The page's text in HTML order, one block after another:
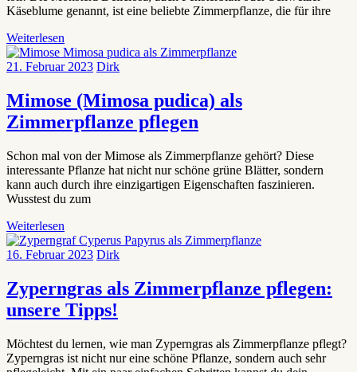
Käseblume genannt, ist eine beliebte Zimmerpflanze, die für ihre
Weiterlesen
21. Februar 2023 Dirk
Mimose (Mimosa pudica) als
Zimmerpflanze pflegen
Schon mal von der Mimose als Zimmerpflanze gehört? Diese
interessante Pflanze hat nicht nur schöne grüne Blätter, sondern
kann auch durch ihre einzigartigen Eigenschaften faszinieren.
Wusstest du zum
Weiterlesen
16. Februar 2023 Dirk
Zyperngras als Zimmerpflanze pflegen:
unsere Tipps!
Möchtest du lernen, wie man Zyperngras als Zimmerpflanze pflegt?
Zyperngras ist nicht nur eine schöne Pflanze, sondern auch sehr